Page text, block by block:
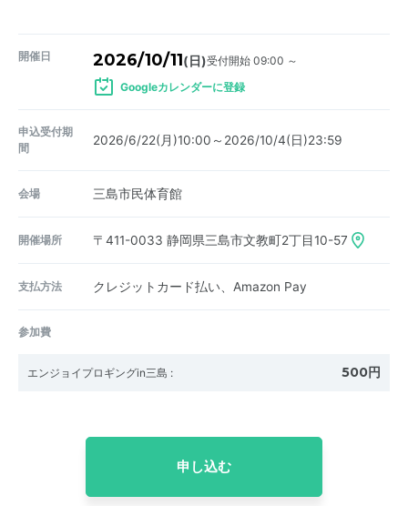
開催日 2026/10/11(日)受付開始 09:00 ～
Googleカレンダーに登録
申込受付期
間
2026/6/22(月)10:00～2026/10/4(日)23:59
会場 三島市民体育館
開催場所 〒411-0033 静岡県三島市文教町2丁目10-57
支払方法 クレジットカード払い、Amazon Pay
参加費
エンジョイプロギングin三島 : 500円
申し込む